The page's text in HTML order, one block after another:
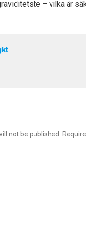
– vilka är
not be published.